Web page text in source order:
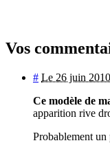
Vos
# Le 26 juin
Ce modèle de
apparition rive
Probablement un